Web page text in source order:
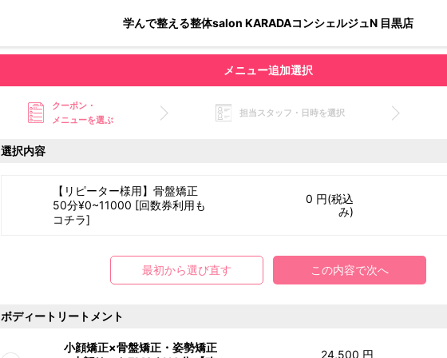
学んで整える整体salon KARADAコンシェルジュN 目黒店
メニュー追加選択
クーポン・
メニューを選ぶ
担当スタッフ・日時を選択
選択内容
【リピーター様用】骨盤矯正
50分¥0~11000 [回数券利用も
コチラ]
0 円(税込
み)
最初から選び直す この内容で次へ
ボディートリートメント
小顔矯正×骨盤矯正・姿勢矯正
24,500 円